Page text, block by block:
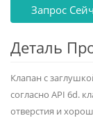
Запрос
Деталь
Клапан с
согласно API 6d.
отверстия и